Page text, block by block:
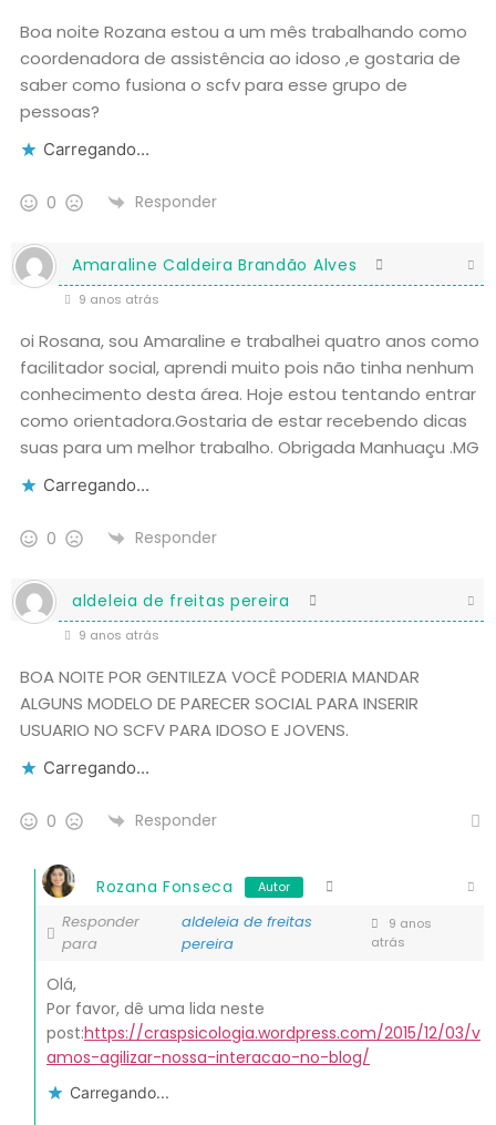
Boa noite Rozana estou a um mês trabalhando como
coordenadora de assistência ao idoso ,e gostaria de
saber como fusiona o scfv para esse grupo de
pessoas?
Carregando...
0 Responder
Amaraline Caldeira Brandão Alves
9 anos atrás
oi Rosana, sou Amaraline e trabalhei quatro anos como
facilitador social, aprendi muito pois não tinha nenhum
conhecimento desta área. Hoje estou tentando entrar
como orientadora.Gostaria de estar recebendo dicas
suas para um melhor trabalho. Obrigada Manhuaçu .MG
Carregando...
0 Responder
aldeleia de freitas pereira
9 anos atrás
BOA NOITE POR GENTILEZA VOCÊ PODERIA MANDAR
ALGUNS MODELO DE PARECER SOCIAL PARA INSERIR
USUARIO NO SCFV PARA IDOSO E JOVENS.
Carregando...
0 Responder
Rozana Fonseca Autor
Responder
para
aldeleia de freitas
pereira
9 anos
atrás
Olá,
Por favor, dê uma lida neste
post:https://craspsicologia.wordpress.com/2015/12/03/v
amos-agilizar-nossa-interacao-no-blog/
Carregando...